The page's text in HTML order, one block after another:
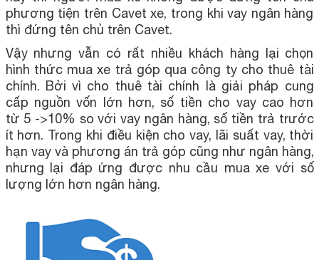
phương tiện trên Cavet xe, trong khi vay ngân hàng
thì đứng tên chủ trên Cavet.
Vậy nhưng vẫn có rất nhiều khách hàng lại chọn
hình thức mua xe trả góp qua công ty cho thuê tài
chính. Bởi vì cho thuê tài chính là giải pháp cung
cấp nguồn vốn lớn hơn, số tiền cho vay cao hơn
từ 5 ->10% so với vay ngân hàng, số tiền trả trước
ít hơn. Trong khi điều kiện cho vay, lãi suất vay, thời
hạn vay và phương án trả góp cũng như ngân hàng,
nhưng lại đáp ứng được nhu cầu mua xe với số
lượng lớn hơn ngân hàng.